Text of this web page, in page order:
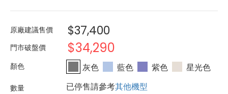
原廠建議售價 $37,400
門市破盤價 $34,290
灰色 藍色 紫色
星光色
已停售請參考其他機型